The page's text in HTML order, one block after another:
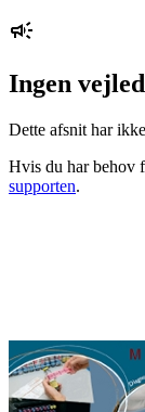
Ingen
Dette afsnit har
Hvis du har behov
supporten.